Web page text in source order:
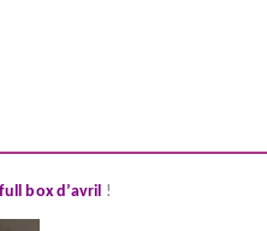
box d’avril !